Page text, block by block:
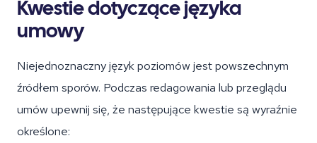
Kwestie dotyczące języka
umowy
Niejednoznaczny język poziomów jest powszechnym
źródłem sporów. Podczas redagowania lub przeglądu
umów upewnij się, że następujące kwestie są wyraźnie
określone: